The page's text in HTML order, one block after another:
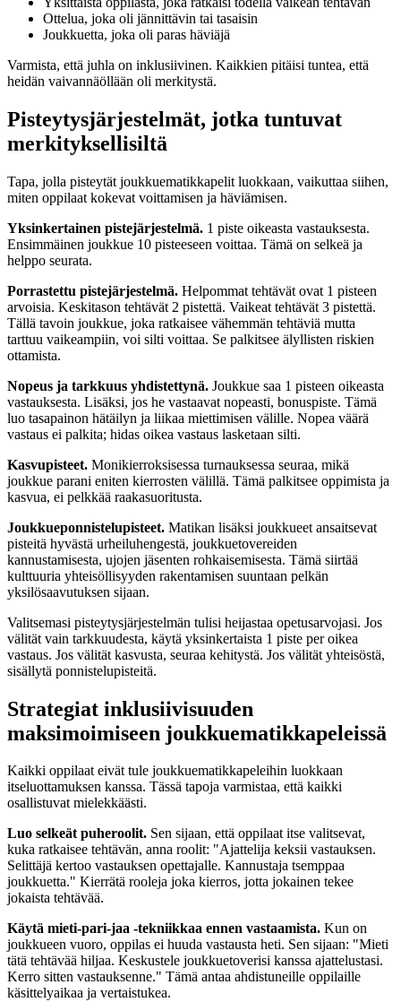
Ottelua, joka oli jännittävin tai tasaisin
Joukkuetta, joka oli paras häviäjä
Varmista, että juhla on inklusiivinen. Kaikkien pitäisi tuntea, että
heidän vaivannäöllään oli merkitystä.
Pisteytysjärjestelmät, jotka tuntuvat
merkityksellisiltä
Tapa, jolla pisteytät joukkuematikkapelit luokkaan, vaikuttaa siihen,
miten oppilaat kokevat voittamisen ja häviämisen.
Yksinkertainen pistejärjestelmä. 1 piste oikeasta vastauksesta.
Ensimmäinen joukkue 10 pisteeseen voittaa. Tämä on selkeä ja
helppo seurata.
Porrastettu pistejärjestelmä. Helpommat tehtävät ovat 1 pisteen
arvoisia. Keskitason tehtävät 2 pistettä. Vaikeat tehtävät 3 pistettä.
Tällä tavoin joukkue, joka ratkaisee vähemmän tehtäviä mutta
tarttuu vaikeampiin, voi silti voittaa. Se palkitsee älyllisten riskien
ottamista.
Nopeus ja tarkkuus yhdistettynä. Joukkue saa 1 pisteen oikeasta
vastauksesta. Lisäksi, jos he vastaavat nopeasti, bonuspiste. Tämä
luo tasapainon hätäilyn ja liikaa miettimisen välille. Nopea väärä
vastaus ei palkita; hidas oikea vastaus lasketaan silti.
Kasvupisteet. Monikierroksisessa turnauksessa seuraa, mikä
joukkue parani eniten kierrosten välillä. Tämä palkitsee oppimista ja
kasvua, ei pelkkää raakasuoritusta.
Joukkueponnistelupisteet. Matikan lisäksi joukkueet ansaitsevat
pisteitä hyvästä urheiluhengestä, joukkuetovereiden
kannustamisesta, ujojen jäsenten rohkaisemisesta. Tämä siirtää
kulttuuria yhteisöllisyyden rakentamisen suuntaan pelkän
yksilösaavutuksen sijaan.
Valitsemasi pisteytysjärjestelmän tulisi heijastaa opetusarvojasi. Jos
välität vain tarkkuudesta, käytä yksinkertaista 1 piste per oikea
vastaus. Jos välität kasvusta, seuraa kehitystä. Jos välität yhteisöstä,
sisällytä ponnistelupisteitä.
Strategiat inklusiivisuuden
maksimoimiseen joukkuematikkapeleissä
Kaikki oppilaat eivät tule joukkuematikkapeleihin luokkaan
itseluottamuksen kanssa. Tässä tapoja varmistaa, että kaikki
osallistuvat mielekkäästi.
Luo selkeät puheroolit. Sen sijaan, että oppilaat itse valitsevat,
kuka ratkaisee tehtävän, anna roolit: "Ajattelija keksii vastauksen.
Selittäjä kertoo vastauksen opettajalle. Kannustaja tsemppaa
joukkuetta." Kierrätä rooleja joka kierros, jotta jokainen tekee
jokaista tehtävää.
Käytä mieti-pari-jaa -tekniikkaa ennen vastaamista. Kun on
joukkueen vuoro, oppilas ei huuda vastausta heti. Sen sijaan: "Mieti
tätä tehtävää hiljaa. Keskustele joukkuetoverisi kanssa ajattelustasi.
Kerro sitten vastauksenne." Tämä antaa ahdistuneille oppilaille
käsittelyaikaa ja vertaistukea.